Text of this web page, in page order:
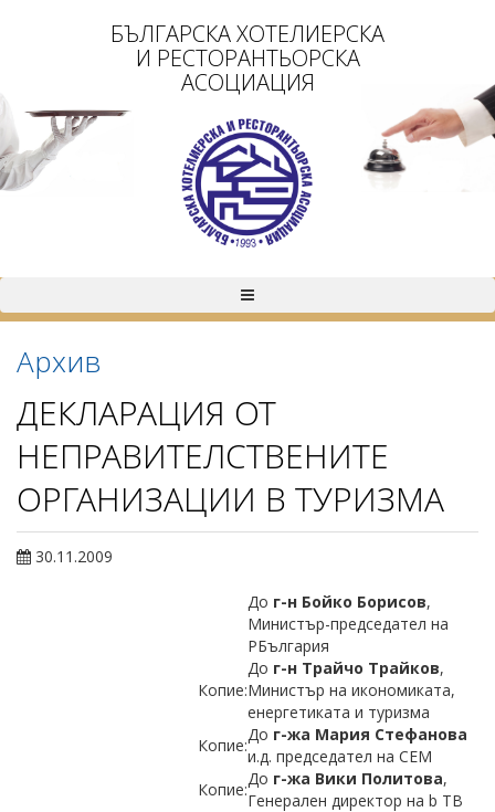
БЪЛГАРСКА ХОТЕЛИЕРСКА
И РЕСТОРАНТЬОРСКА
АСОЦИАЦИЯ
Архив
ДЕКЛАРАЦИЯ ОТ
НЕПРАВИТЕЛСТВЕНИТЕ
ОРГАНИЗАЦИИ В ТУРИЗМА
30.11.2009
До г-н Бойко Борисов,
Министър-председател на
РБългария
Копие:
До г-н Трайчо Трайков,
Министър на икономиката,
енергетиката и туризма
Копие:
До г-жа Мария Стефанова
и.д. председател на СЕМ
Копие:
До г-жа Вики Политова,
Генерален директор на b ТВ